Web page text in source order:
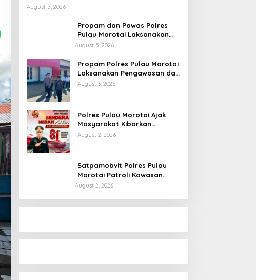
untuk Bentuk Personel Berintegritas
August 5, 2026
Propam dan Pawas Polres
Pulau Morotai Laksanakan
Pengecekan Pelayanan,
Mendapat Pelayanan Optimal
August 5, 2026
Propam Polres Pulau Morotai
Laksanakan Pengawasan dan
Pengecekan Personel Saat
August 3, 2026
Polres Pulau Morotai Ajak
Masyarakat Kibarkan
Bendera Merah Putih Selama
August 2, 2026
Satpamobvit Polres Pulau
Morotai Patroli Kawasan
Wisata, Wujudkan Liburan
August 2, 2026